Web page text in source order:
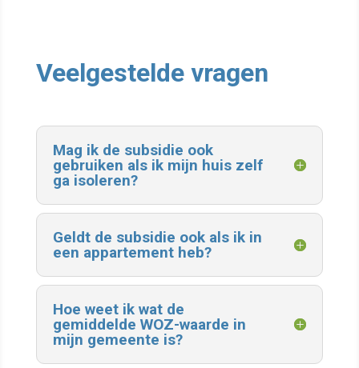
Veelgestelde vragen
Mag ik de subsidie ook
gebruiken als ik mijn huis zelf
ga isoleren?
Geldt de subsidie ook als ik in
een appartement heb?
Hoe weet ik wat de
gemiddelde WOZ-waarde in
mijn gemeente is?